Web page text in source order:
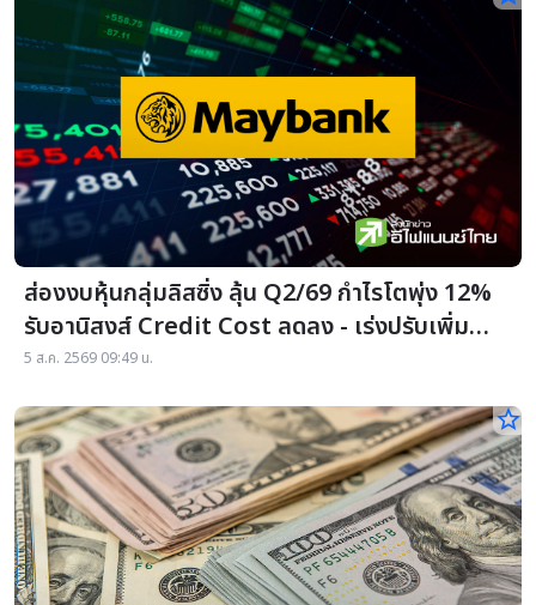
ส่องงบหุ้นกลุ่มลิสซิ่ง ลุ้น Q2/69 กำไรโตพุ่ง 12%
รับอานิสงส์ Credit Cost ลดลง - เร่งปรับเพิ่ม
ราคาเป้าหมาย
5 ส.ค. 2569 09:49 น.
star_border